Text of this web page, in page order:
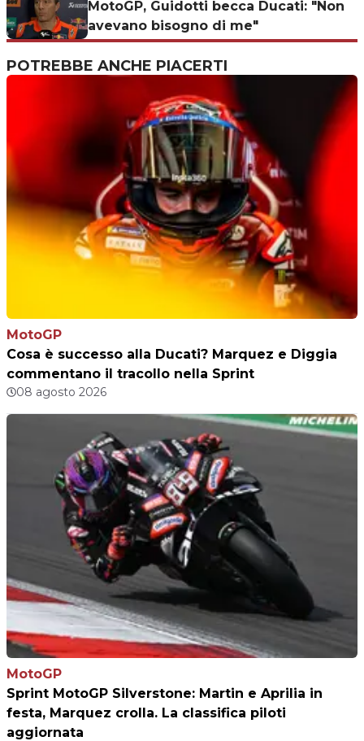
MotoGP, Guidotti becca Ducati: "Non
avevano bisogno di me"
POTREBBE ANCHE PIACERTI
MotoGP
Cosa è successo alla Ducati? Marquez e Diggia
commentano il tracollo nella Sprint
08 agosto 2026
MotoGP
Sprint MotoGP Silverstone: Martin e Aprilia in
festa, Marquez crolla. La classifica piloti
aggiornata